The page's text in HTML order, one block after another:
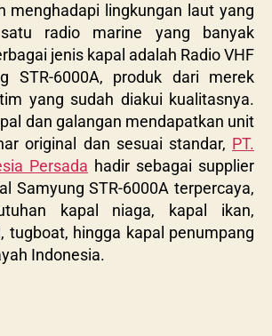
menghadapi lingkungan laut yang
radio marine yang banyak
jenis kapal adalah Radio VHF
STR-6000A, produk dari merek
yang sudah diakui kualitasnya.
dan galangan mendapatkan unit
original dan sesuai standar, PT.
Persada hadir sebagai supplier
Samyung STR-6000A terpercaya,
kapal niaga, kapal ikan,
tugboat, hingga kapal penumpang
Indonesia.